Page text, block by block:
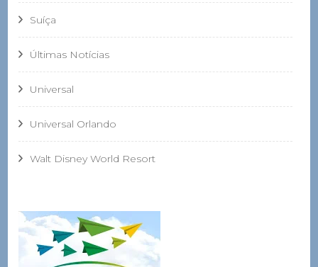
Suíça
Últimas Notícias
Universal
Universal Orlando
Walt Disney World Resort